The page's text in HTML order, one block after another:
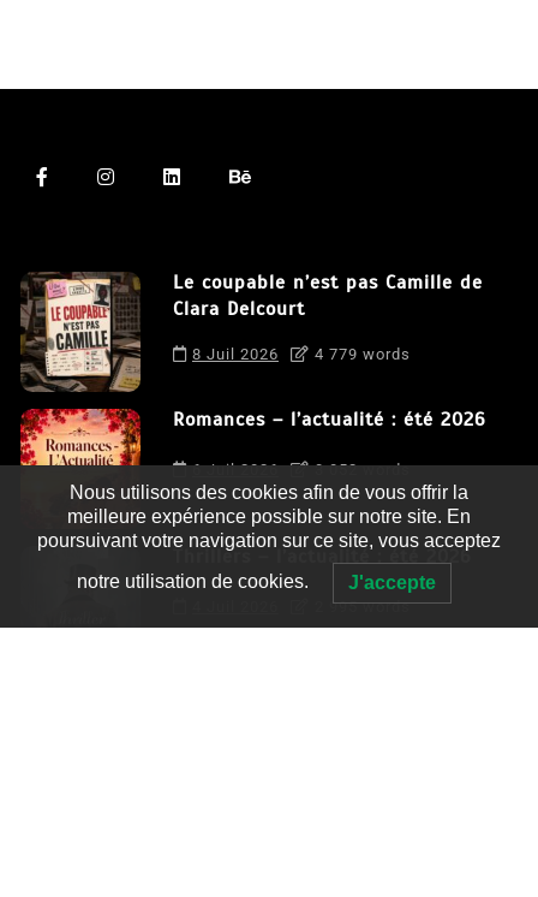
Le coupable n’est pas Camille de
Clara Delcourt
8 Juil 2026 4 779 words
Romances – l’actualité : été 2026
6 Juil 2026 3 052 words
Thrillers – l’actualité : été 2026
2 995 words
Nous utilisons des cookies afin de vous offrir la
meilleure expérience possible sur notre site. En
poursuivant votre navigation sur ce site, vous acceptez
notre utilisation de cookies. J'accepte